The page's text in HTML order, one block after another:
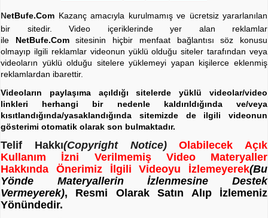
NetBufe.Com Kazanç amacıyla kurulmamış ve ücretsiz yararlanılan
bir sitedir. Video içeriklerinde yer alan reklamlar
ile NetBufe.Comsitesinin hiçbir menfaat bağlantısı söz konusu
olmayıp ilgili reklamlar videonun yüklü olduğu siteler tarafından veya
videoların yüklü olduğu sitelere yüklemeyi yapan kişilerce eklenmiş
reklamlardan ibarettir.
Videoların paylaşıma açıldığı sitelerde yüklü videolar/video
linkleri herhangi bir nedenle kaldırıldığında ve/veya
kısıtlandığında/yasaklandığında sitemizde de ilgili videonun
gösterimi otomatik olarak son bulmaktadır.
Telif Hakkı(Copyright Notice)
Olabilecek Açık
Kullanım İzni Verilmemiş Video Materyaller
Hakkında Önerimiz İlgili Videoyu İzlemeyerek(Bu
Yönde Materyallerin İzlenmesine Destek
Vermeyerek), Resmi Olarak Satın Alıp İzlemeniz
Yönündedir.